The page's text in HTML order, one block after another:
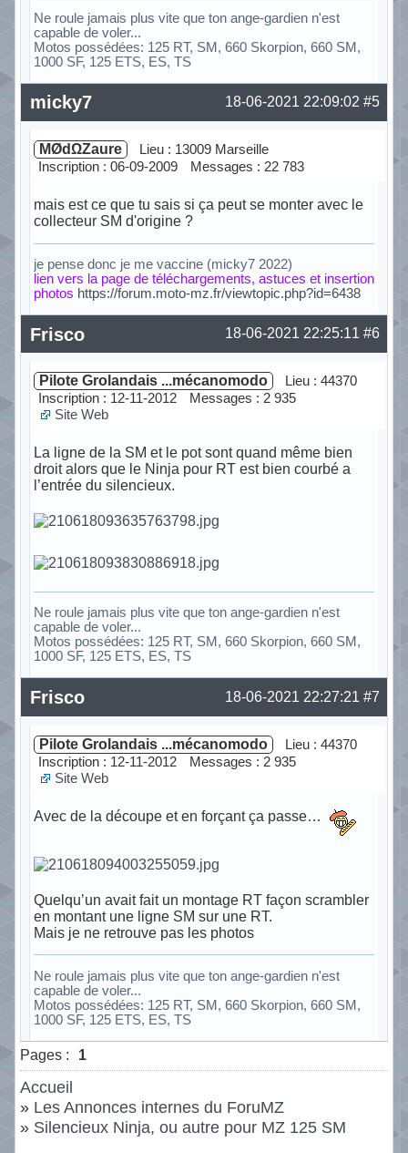
Ne roule jamais plus vite que ton ange-gardien n'est
capable de voler...
Motos possédées: 125 RT, SM, 660 Skorpion, 660 SM,
1000 SF, 125 ETS, ES, TS
Hors ligne #5
18-06-2021 22:09:02
micky7
MØdΩZaure
Lieu : 13009 Marseille
Inscription : 06-09-2009
Messages : 22 783
mais est ce que tu sais si ça peut se monter avec le
collecteur SM d'origine ?
je pense donc je me vaccine (micky7 2022)
lien vers la page de téléchargements, astuces et insertion
photos https://forum.moto-mz.fr/viewtopic.php?id=6438
Hors ligne #6
18-06-2021 22:25:11
Frisco
Pilote Grolandais ...mécanomodo
Lieu : 44370
Inscription : 12-11-2012
Messages : 2 935
Site Web
La ligne de la SM et le pot sont quand même bien
droit alors que le Ninja pour RT est bien courbé a
l’entrée du silencieux.
Ne roule jamais plus vite que ton ange-gardien n'est
capable de voler...
Motos possédées: 125 RT, SM, 660 Skorpion, 660 SM,
1000 SF, 125 ETS, ES, TS
Hors ligne #7
18-06-2021 22:27:21
Frisco
Pilote Grolandais ...mécanomodo
Lieu : 44370
Inscription : 12-11-2012
Messages : 2 935
Site Web
Avec de la découpe et en forçant ça passe…
Quelqu’un avait fait un montage RT façon scrambler
en montant une ligne SM sur une RT.
Mais je ne retrouve pas les photos
Ne roule jamais plus vite que ton ange-gardien n'est
capable de voler...
Motos possédées: 125 RT, SM, 660 Skorpion, 660 SM,
1000 SF, 125 ETS, ES, TS
Hors ligne
Pages : 1
Accueil
» Les Annonces internes du ForuMZ
» Silencieux Ninja, ou autre pour MZ 125 SM